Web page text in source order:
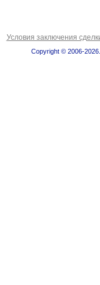
Условия заключения
Copyright © 2006-